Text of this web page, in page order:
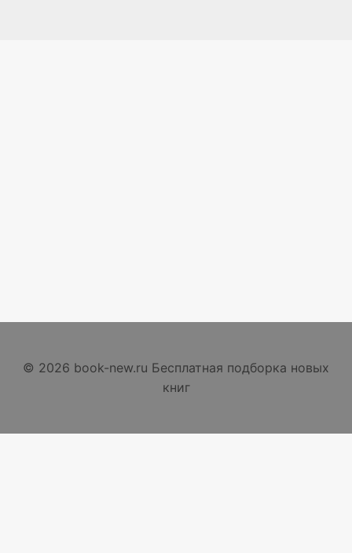
© 2026 book-new.ru Бесплатная подборка новых
книг